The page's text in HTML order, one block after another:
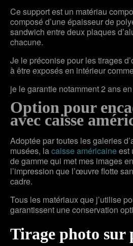
Ce support est un matériau
composé d’une épaisseur de
sandwich entre deux plaques
chacune.
Je le préconise pour les tirages
à être exposés en intérieur
je le garantie notamment 2 ans
Option pour
avec caisse
Adoptée par toutes les galeries
musées, lacaisse américaineest
de gamme qui met mes images
l’impression que l’œuvre flotte
cadre.
Tous les matériaux que j’utilise
garantissent une conservation
Tirage photo sur